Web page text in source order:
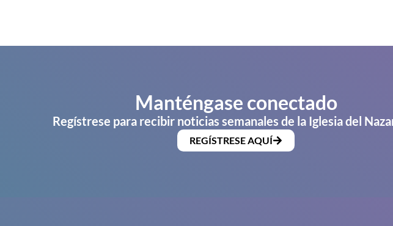
Manténgase conectado
Regístrese para recibir noticias semanales de la Iglesia del
REGÍSTRESE AQUÍ